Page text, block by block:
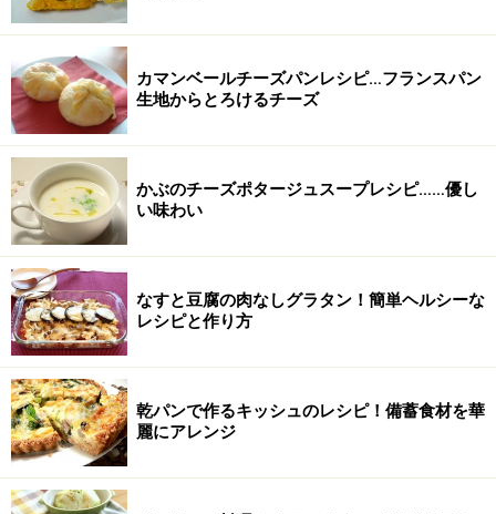
カマンベールチーズパンレシピ…フランスパン
生地からとろけるチーズ
かぶのチーズポタージュスープレシピ……優し
い味わい
なすと豆腐の肉なしグラタン！簡単ヘルシーな
レシピと作り方
乾パンで作るキッシュのレシピ！備蓄食材を華
麗にアレンジ